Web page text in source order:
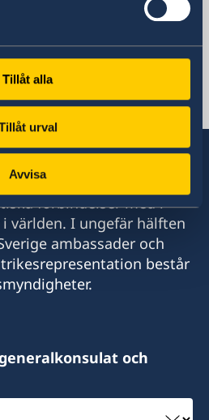
Tillåt alla
urval
Avvisa
förbindelser med i
världen. I ungefär hälften
ambassader och
består
och